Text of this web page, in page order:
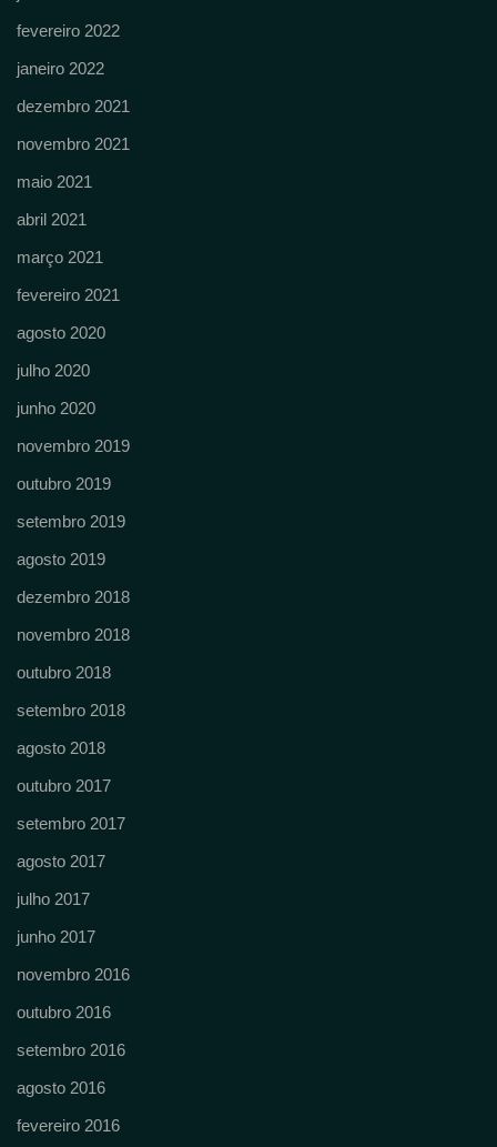
fevereiro 2022
janeiro 2022
dezembro 2021
novembro 2021
maio 2021
abril 2021
março 2021
fevereiro 2021
agosto 2020
julho 2020
junho 2020
novembro 2019
outubro 2019
setembro 2019
agosto 2019
dezembro 2018
novembro 2018
outubro 2018
setembro 2018
agosto 2018
outubro 2017
setembro 2017
agosto 2017
julho 2017
junho 2017
novembro 2016
outubro 2016
setembro 2016
agosto 2016
fevereiro 2016